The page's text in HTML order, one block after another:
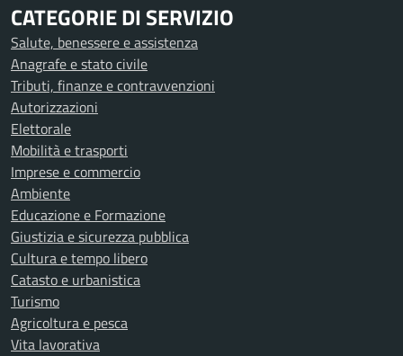
CATEGORIE DI SERVIZIO
Salute, benessere e assistenza
Anagrafe e stato civile
Tributi, finanze e contravvenzioni
Autorizzazioni
Elettorale
Mobilità e trasporti
Imprese e commercio
Ambiente
Educazione e Formazione
Giustizia e sicurezza pubblica
Cultura e tempo libero
Catasto e urbanistica
Turismo
Agricoltura e pesca
Vita lavorativa